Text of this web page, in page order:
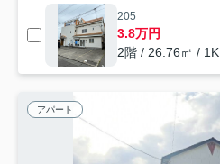
205
3.8万円
2階 / 26.76㎡ / 1K
アパート